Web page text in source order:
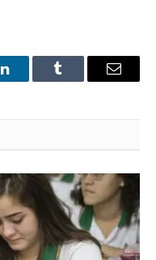
LinkedInTumblr Email